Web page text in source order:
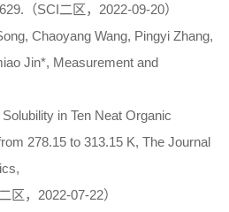
（SCI二区，2022-09-20）
Chaoyang Wang, Pingyi Zhang,
Jin*, Measurement and
in Ten Neat Organic
278.15 to 313.15 K, The Journal
,
区，2022-07-22）